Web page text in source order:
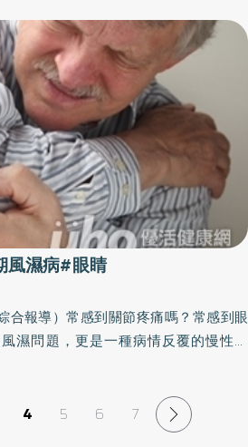
善一般視力，不過會因為球面偏差造成
上開車。另外，也有各式自費非球面人
工水晶體可以過濾藍光，避免藍光傷害
以同時改善散光問題，多焦點人工水晶
賴，民眾可以視個人不同需求與醫師討
內障手術後 眼睛還是要做好防曬何元
內障手術後，要盡量避免感染，平常也
受手術後，暫時不要憋氣、用力抬重
。遵照醫囑用藥，更能有效減少相關併
／健康醫療網）
身體的年輕程度、眼睛明不明亮等，全
況好壞而有差別。為什麼這麼說呢？如
頁也寫不完，所以，我只列舉以下的重
變好。一旦自律神經系統的運作良好，
素的分泌和作用也會變好，也會分泌較
而雌激素對美容有很大的影響。有了雌
的滋潤和彈性、柔軟度等等。此外，因
快停經的女性會減少生理期不順或生理
分的作用。2） 肌膚細胞的新陳代謝
神經平衡，夜晚睡得熟，有個舒適的睡
更旺盛。各位常說「美肌是在夜晚打
細胞、促進新陳代謝不可或缺少的角
神經保持平衡，睡眠有品質，就能擁有
變好，肌膚細胞會變得有活力。前面提
提升副交感神經作用之後，末梢血液的
如此就能增加肌膚細胞的活力，讓膚質
膚表面的血液循環良好，外表的氣色也
濕病#眼睛
合報導）常感到關節疼痛嗎？常感到眼
濕問題，更是一種病情反覆的慢性疾
，因此這疾病也稱為「自體免疫」疾
關節腫痛大林慈濟醫院院長賴寧生表
4 5 6 7